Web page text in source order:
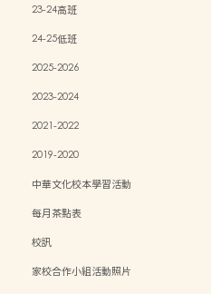
23-24高班
24-25低班
2025-2026
2023-2024
2021-2022
2019-2020
中華文化校本學習活動
每月茶點表
校訊
家校合作小組活動照片